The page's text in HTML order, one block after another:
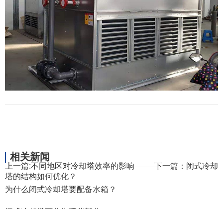
上一篇:不同地区对冷却塔效率的影响下一篇：闭式冷却
塔的结构如何优化？
相关新闻
为什么闭式冷却塔要配备水箱？